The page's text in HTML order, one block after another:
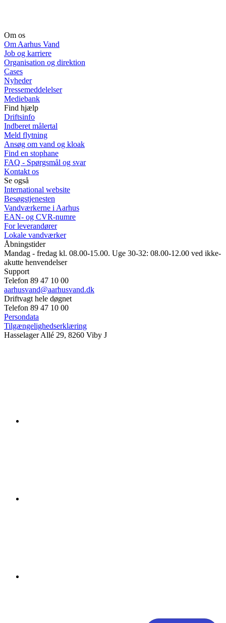
Om os
Om Aarhus Vand
Job og karriere
Organisation og direktion
Cases
Nyheder
Pressemeddelelser
Mediebank
Find hjælp
Driftsinfo
Indberet målertal
Meld flytning
Ansøg om vand og kloak
Find en stophane
FAQ - Spørgsmål og svar
Kontakt os
Se også
International website
Besøgstjenesten
Vandværkerne i Aarhus
EAN- og CVR-numre
For leverandører
Lokale vandværker
Åbningstider
Mandag - fredag kl. 08.00-15.00. Uge 30-32: 08.00-12.00 ved ikke-
akutte henvendelser
Support
Telefon 89 47 10 00
aarhusvand@aarhusvand.dk
Driftvagt hele døgnet
Telefon 89 47 10 00
Persondata
Tilgængelighedserklæring
Hasselager Allé 29, 8260 Viby J